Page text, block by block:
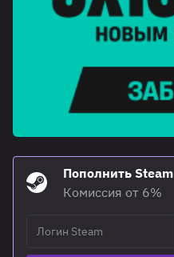
Пополнить Steam
Комиссия от 6%